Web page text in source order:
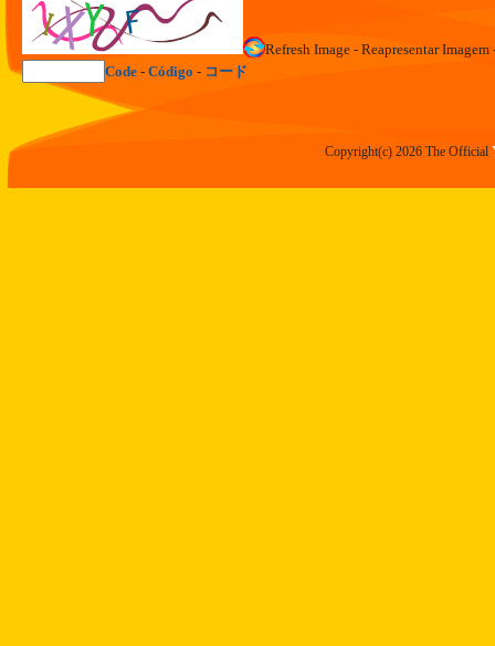
Refresh Image - Reapresentar
Code- Código - コード
Copyright(c) 2026 The Official